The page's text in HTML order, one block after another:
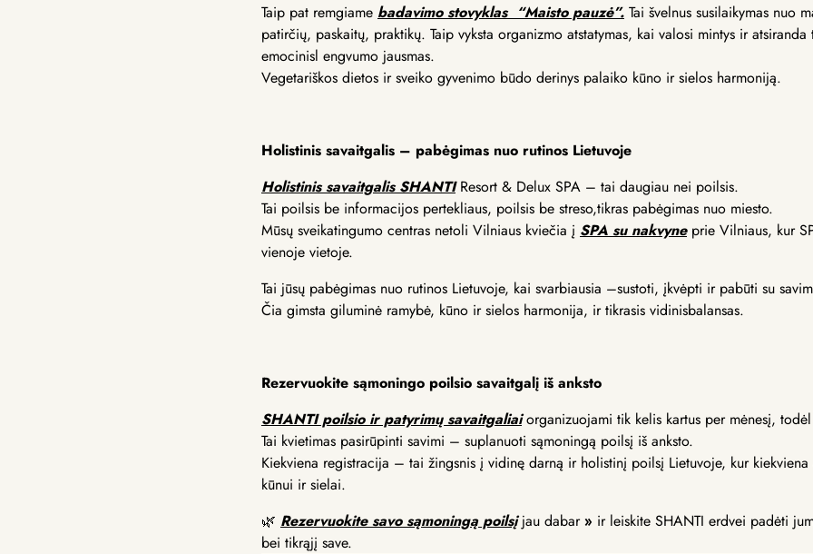
Taip pat remgiame badavimo stovyklas “Maisto pauzė”. Tai švelnus susilaikymas nuo
patirčių, paskaitų, praktikų. Taip vyksta organizmo atstatymas, kai valosi mintys ir
emocinisl engvumo jausmas.
Vegetariškos dietos ir sveiko gyvenimo būdo derinys palaiko kūno ir sielos harmoniją.
Holistinis savaitgalis – pabėgimas nuo rutinos Lietuvoje
Holistinis savaitgalis SHANTIResort & Delux SPA – tai daugiau nei poilsis.
Tai poilsis be informacijos pertekliaus, poilsis be streso,tikras pabėgimas nuo miesto.
Mūsų sveikatingumo centras netoli Vilniaus kviečia į SPA su nakvyneprie Vilniaus, kur
vienoje vietoje.
Tai jūsų pabėgimas nuo rutinos Lietuvoje, kai svarbiausia –sustoti, įkvėpti ir pabūti su
Čia gimsta giluminė ramybė, kūno ir sielos harmonija, ir tikrasis vidinisbalansas.
Rezervuokite sąmoningo poilsio savaitgalį iš anksto
SHANTI poilsio ir patyrimų savaitgaliaiorganizuojami tik kelis kartus per mėnesį,
Tai kvietimas pasirūpinti savimi – suplanuoti sąmoningą poilsį iš anksto.
Kiekviena registracija – tai žingsnis į vidinę darną ir holistinį poilsį Lietuvoje, kur
kūnui ir sielai.
🌿 Rezervuokite savo sąmoningą poilsįjau dabar» ir leiskite SHANTI erdvei padėti
bei tikrąjį save.